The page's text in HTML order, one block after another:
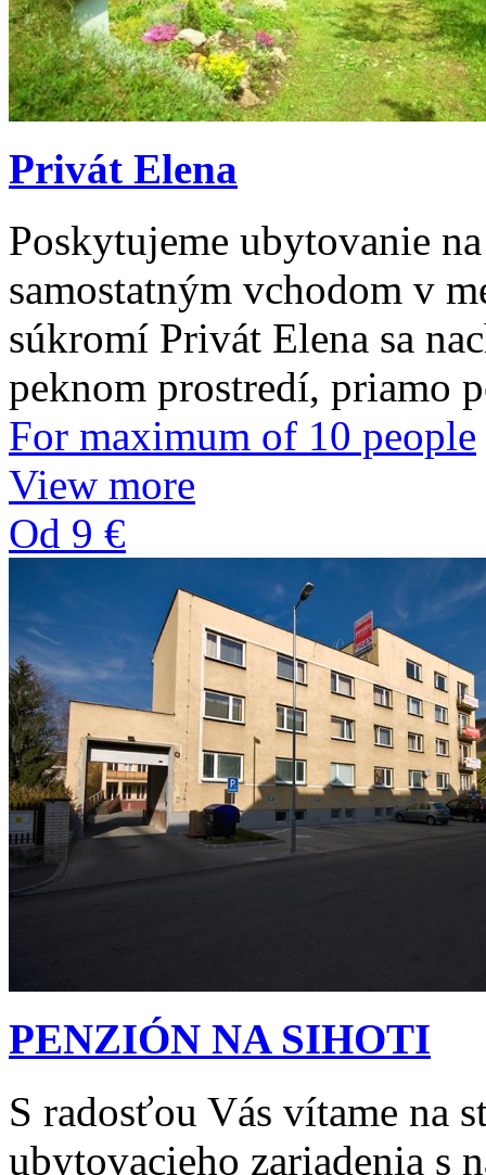
Privát Elena
Poskytujeme ubytovanie
samostatným vchodom v
súkromí Privát Elena sa
peknom prostredí, priamo
For maximum of 10 people
View more
Od 9 €
PENZIÓN NA SIHOTI
S radosťou Vás vítame na
ubytovacieho zariadenia s